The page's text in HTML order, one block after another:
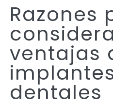
Razones
ventajas
dentales